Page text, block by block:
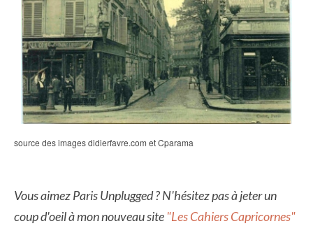
source des images didierfavre.com et Cparama
Vous aimez Paris Unplugged ? N'hésitez pas à jeter un
coup d'oeil à mon nouveau site "Les Cahiers Capricornes"